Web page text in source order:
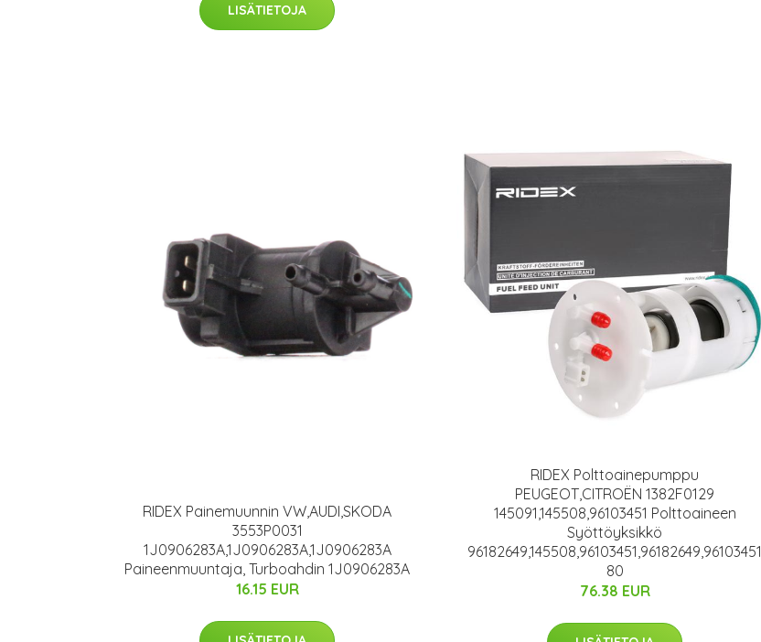
LISÄTIETOJA
RIDEX Painemuunnin VW,AUDI,SKODA
3553P0031
1J0906283A,1J0906283A,1J0906283A
Paineenmuuntaja, Turboahdin 1J0906283A
16.15 EUR
RIDEX Polttoainepumppu
PEUGEOT,CITROËN 1382F0129
145091,145508,96103451 Polttoaineen
Syöttöyksikkö
96182649,145508,96103451,96182649,96103451
80
76.38 EUR